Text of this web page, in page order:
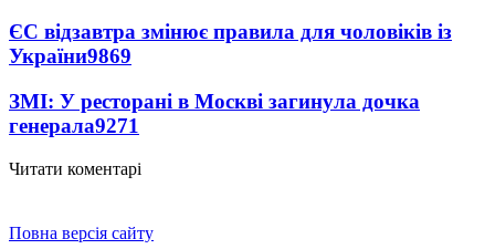
ЄС відзавтра змінює правила для чоловіків із
України9869
ЗМІ: У ресторані в Москві загинула дочка
генерала9271
Читати коментарі
Повна версія сайту